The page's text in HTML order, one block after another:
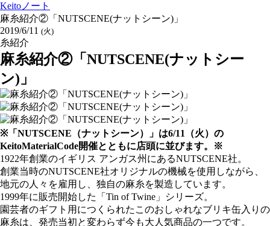
Keitoノート
麻糸紹介②「NUTSCENE(ナットシーン)」
2019/6/11 (火)
糸紹介
麻糸紹介②「NUTSCENE(ナットシー
ン)」
※「NUTSCENE（ナットシーン）」は6/11（火）の
KeitoMaterialCode開催とともに店頭に並びます。※
1922年創業のイギリス アンガス州にあるNUTSCENE社。
創業当時のNUTSCENE社オリジナルの機械を使用しながら、
地元の人々を雇用し、独自の麻糸を製造しています。
1999年に販売開始した「Tin of Twine」シリーズ。
園芸者のギフト用につくられたこのおしゃれなブリキ缶入りの
麻糸は、発売当初と変わらず今も大人気商品の一つです。